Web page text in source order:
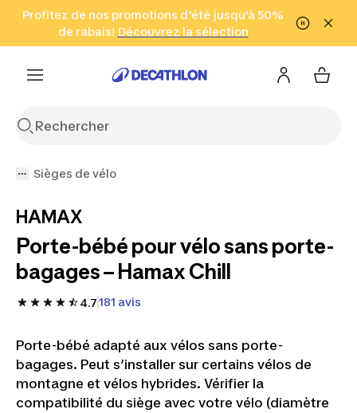
Aller à la recherche Aller au contenu Aller au pied de
Profitez de nos promotions d'été jusqu'à 50%
de rabais! Découvrez la sélection
Cliquez ici
en seulement 2 h!
(Zones sélectionnées)
Sièges de vélo
HAMAX
Porte-bébé pour vélo sans porte-
bagages – Hamax Chill
4.7181 avis
Porte-bébé adapté aux vélos sans porte-
bagages. Peut s’installer sur certains vélos de
montagne et vélos hybrides. Vérifier la
compatibilité du siège avec votre vélo (diamètre